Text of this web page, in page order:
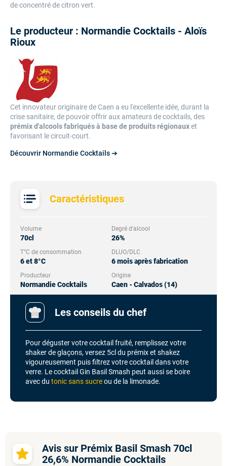
Caractéristiques
Volume
70cl
Degré d'alcool
26%
T°C de consommation
6 et 8°C
DLUO/DLC
6 mois après fabrication
Producteur
Normandie Cocktails
Origine
Caen - Calvados (14)
Les conseils du chef
Pour déguster votre cocktail fruité, remplissez votre
shaker de glaçons, versez 5cl du prémix et shakez
vigoureusement puis filtrez votre cocktail dans votre
verre. Le cocktail Gin Basil Smash peut aussi se boire
avec du tonic sans sucreou de la limonade.
de concentré de citron vert.
Le producteur : Normandie Cocktails - Aloïs
Rioux
Cet innovateur originaire de Caen a eu l'excellente idée, durant la
crise sanitaire, de pouvoir offrir aux amateurs de cocktails, des
prémix d'alcools fabriqués à base de produits régionauxet
favorisant le circuit-court.
Découvrir Normandie Cocktails ➔
Avis sur Prémix Basil Smash 70cl
26,6% Normandie Cocktails